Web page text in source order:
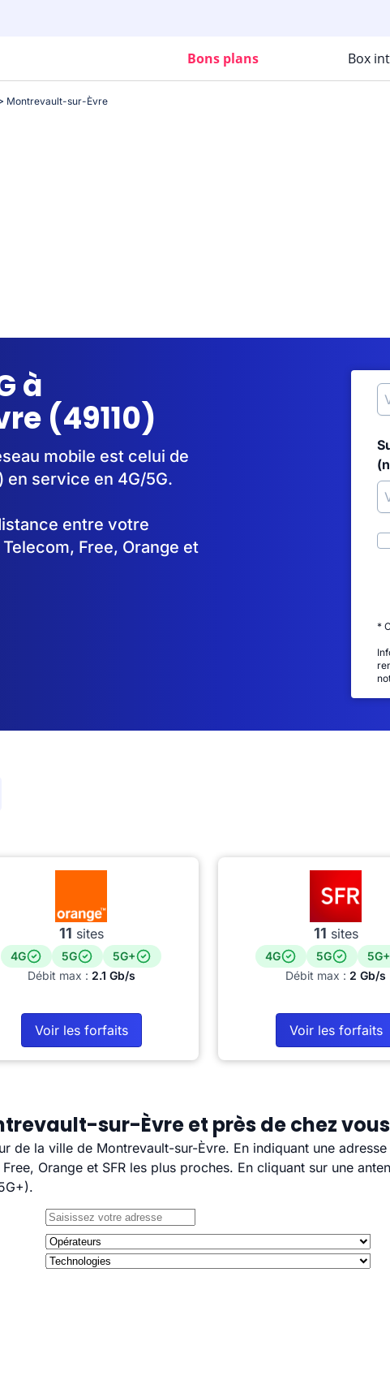
Bons plans Box
Montrevault-sur-Èvre
à
(49110)
mobile est celui de
en service en 4G/5G.
entre votre
Free, Orange et
*
11 sites
4G 5G
5G+
Débit max : 2.1 Gb/s
Voir les forfaits
11 sites
4G 5G
5G+
Débit max : 2 Gb/s
Voir les forfaits
sur-Èvre et près de chez vous
de la ville de Montrevault-sur-Èvre. En indiquant une
Orange et SFR les plus proches. En cliquant sur une